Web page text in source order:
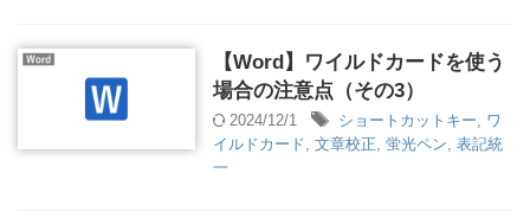
【Word】ワイルドカードを使う
場合の注意点（その3）
2024/12/1 ショートカットキー, ワ
イルドカード, 文章校正, 蛍光ペン, 表記統
一